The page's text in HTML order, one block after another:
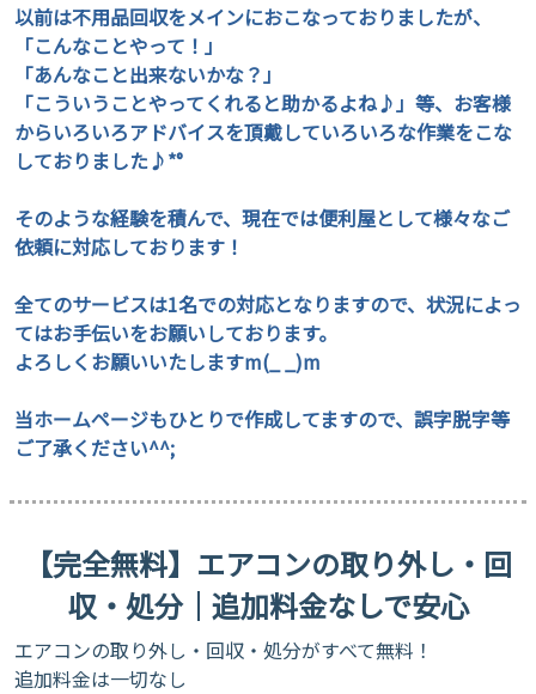
以前は不用品回収をメインにおこなっておりましたが、
「こんなことやって！」
「あんなこと出来ないかな？」
「こういうことやってくれると助かるよね♪」等、お客様
からいろいろアドバイスを頂戴していろいろな作業をこな
しておりました♪*°
そのような経験を積んで、現在では便利屋として様々なご
依頼に対応しております！
全てのサービスは1名での対応となりますので、状況によっ
てはお手伝いをお願いしております。
よろしくお願いいたしますm(_ _)m
当ホームページもひとりで作成してますので、誤字脱字等
ご了承ください^^;
【完全無料】エアコンの取り外し・回
収・処分｜追加料金なしで安心
​エアコンの取り外し・回収・処分がすべて無料！
追加料金は一切なし